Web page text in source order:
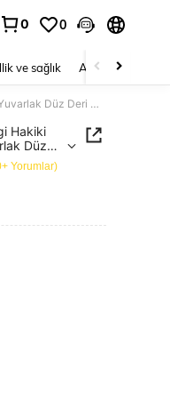
0 0
ve sağlık Ayakkabı
2 metre/Lot 1.5/ 2/ 3/ 4 /5/ 6 /8mm Kahverengi Hakiki İnek Derisi Kordon Bilezik Kolye Bulguları Yuvarlak Düz Deri Halat Dize Takı Yapımı
Hakiki
Düz
Yorumlar)